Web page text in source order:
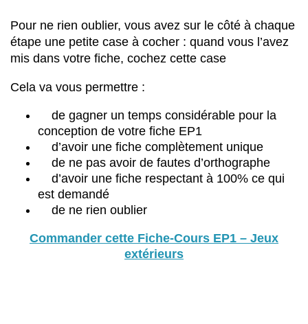
Pour ne rien oublier, vous avez sur le côté à chaque
étape une petite case à cocher : quand vous l’avez
mis dans votre fiche, cochez cette case
Cela va vous permettre :
de gagner un temps considérable pour la
conception de votre fiche EP1
d’avoir une fiche complètement unique
de ne pas avoir de fautes d’orthographe
d’avoir une fiche respectant à 100% ce qui
est demandé
de ne rien oublier
Commander cette Fiche-Cours EP1 – Jeux
extérieurs